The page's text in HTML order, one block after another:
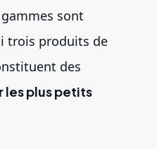
sont
trois produits de
des
les plus petits